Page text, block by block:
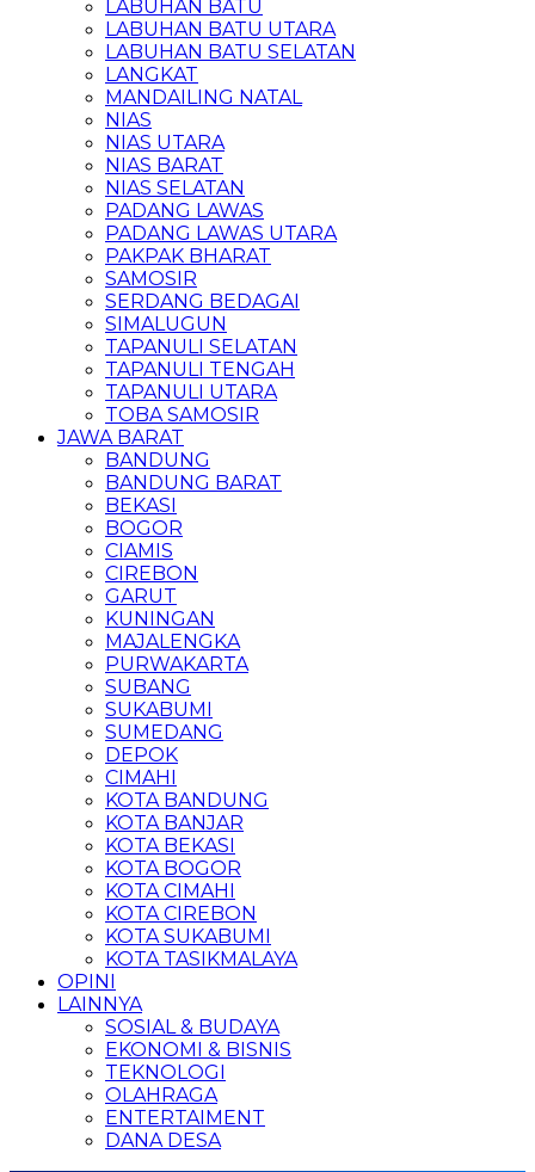
LABUHAN BATU
LABUHAN BATU UTARA
LABUHAN BATU SELATAN
LANGKAT
MANDAILING NATAL
NIAS
NIAS UTARA
NIAS BARAT
NIAS SELATAN
PADANG LAWAS
PADANG LAWAS UTARA
PAKPAK BHARAT
SAMOSIR
SERDANG BEDAGAI
SIMALUGUN
TAPANULI SELATAN
TAPANULI TENGAH
TAPANULI UTARA
TOBA SAMOSIR
JAWA BARAT
BANDUNG
BANDUNG BARAT
BEKASI
BOGOR
CIAMIS
CIREBON
GARUT
KUNINGAN
MAJALENGKA
PURWAKARTA
SUBANG
SUKABUMI
SUMEDANG
DEPOK
CIMAHI
KOTA BANDUNG
KOTA BANJAR
KOTA BEKASI
KOTA BOGOR
KOTA CIMAHI
KOTA CIREBON
KOTA SUKABUMI
KOTA TASIKMALAYA
OPINI
LAINNYA
SOSIAL & BUDAYA
EKONOMI & BISNIS
TEKNOLOGI
OLAHRAGA
ENTERTAIMENT
DANA DESA